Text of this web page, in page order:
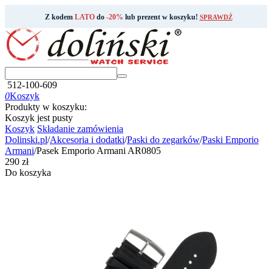
Z kodem LATOdo -20% lub prezent w koszyku! SPRAWDŹ
512-100-609
0Koszyk
Produkty w koszyku:
Koszyk jest pusty
Koszyk Składanie zamówienia
Dolinski.pl/Akcesoria i dodatki/Paski do zegarków/Paski Emporio
Armani/Pasek Emporio Armani AR0805
‍290‍ zł
Do koszyka